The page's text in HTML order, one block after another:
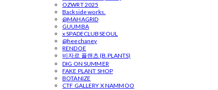
OZWRT 2025
Backside works.
@MAHAGRID
GUUMBA
x SPADECLUBSEOUL
@heechaney
RENDOE
비자르 플랜츠 (B.PLANTS)
DIG ON SUMMER
FAKE PLANT SHOP
BOTANIZE
CTF GALLERY X NAMMOO